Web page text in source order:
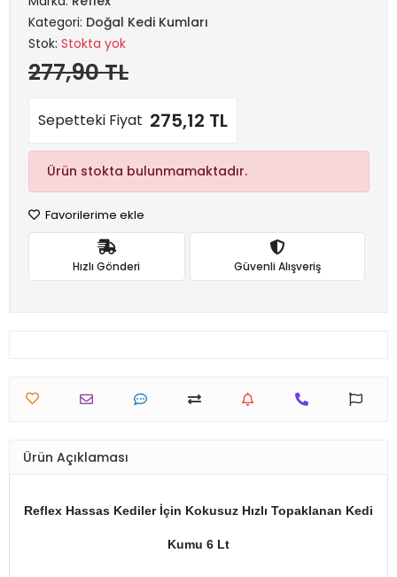
Kategori: Doğal Kedi Kumları
Stok: Stokta yok
277,90 TL
Sepetteki Fiyat 275,12 TL
Ürün stokta bulunmamaktadır.
Favorilerime ekle
Hızlı Gönderi Güvenli Alışveriş
Ürün Açıklaması
Reflex Hassas Kediler İçin Kokusuz Hızlı Topaklanan Kedi
Kumu 6 Lt